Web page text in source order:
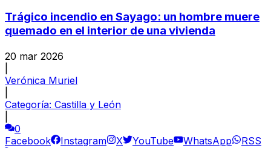
Trágico incendio en Sayago: un hombre muere
quemado en el interior de una vivienda
20 mar 2026
Verónica Muriel
Categoría: Castilla y León
0
Facebook
Instagram X YouTube WhatsApp RSS